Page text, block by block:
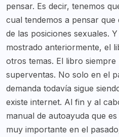
pensar. Es decir, tenemos
cual tendemos a pensar
de las posiciones sexuales.
mostrado anteriormente, el
otros temas. El libro
superventas. No solo en el
demanda todavía sigue
existe internet. Al fin y al
manual de autoayuda que
muy importante en el